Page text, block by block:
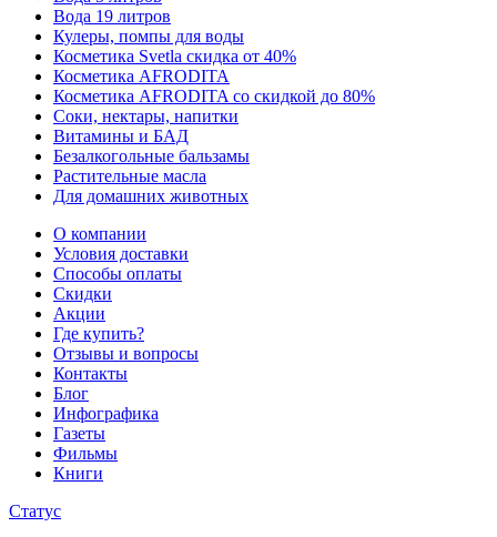
Вода 19 литров
Кулеры, помпы для воды
Косметика Svetla скидка от 40%
Косметика AFRODITA
Косметика AFRODITA со скидкой до 80%
Соки, нектары, напитки
Витамины и БАД
Безалкогольные бальзамы
Растительные масла
Для домашних животных
О компании
Условия доставки
Способы оплаты
Скидки
Акции
Где купить?
Отзывы и вопросы
Контакты
Блог
Инфографика
Газеты
Фильмы
Книги
Статус